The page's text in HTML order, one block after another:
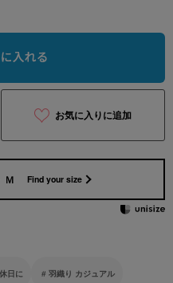
お気に入りに追加
Ｍ Find your size
日に 羽織り カジュアル